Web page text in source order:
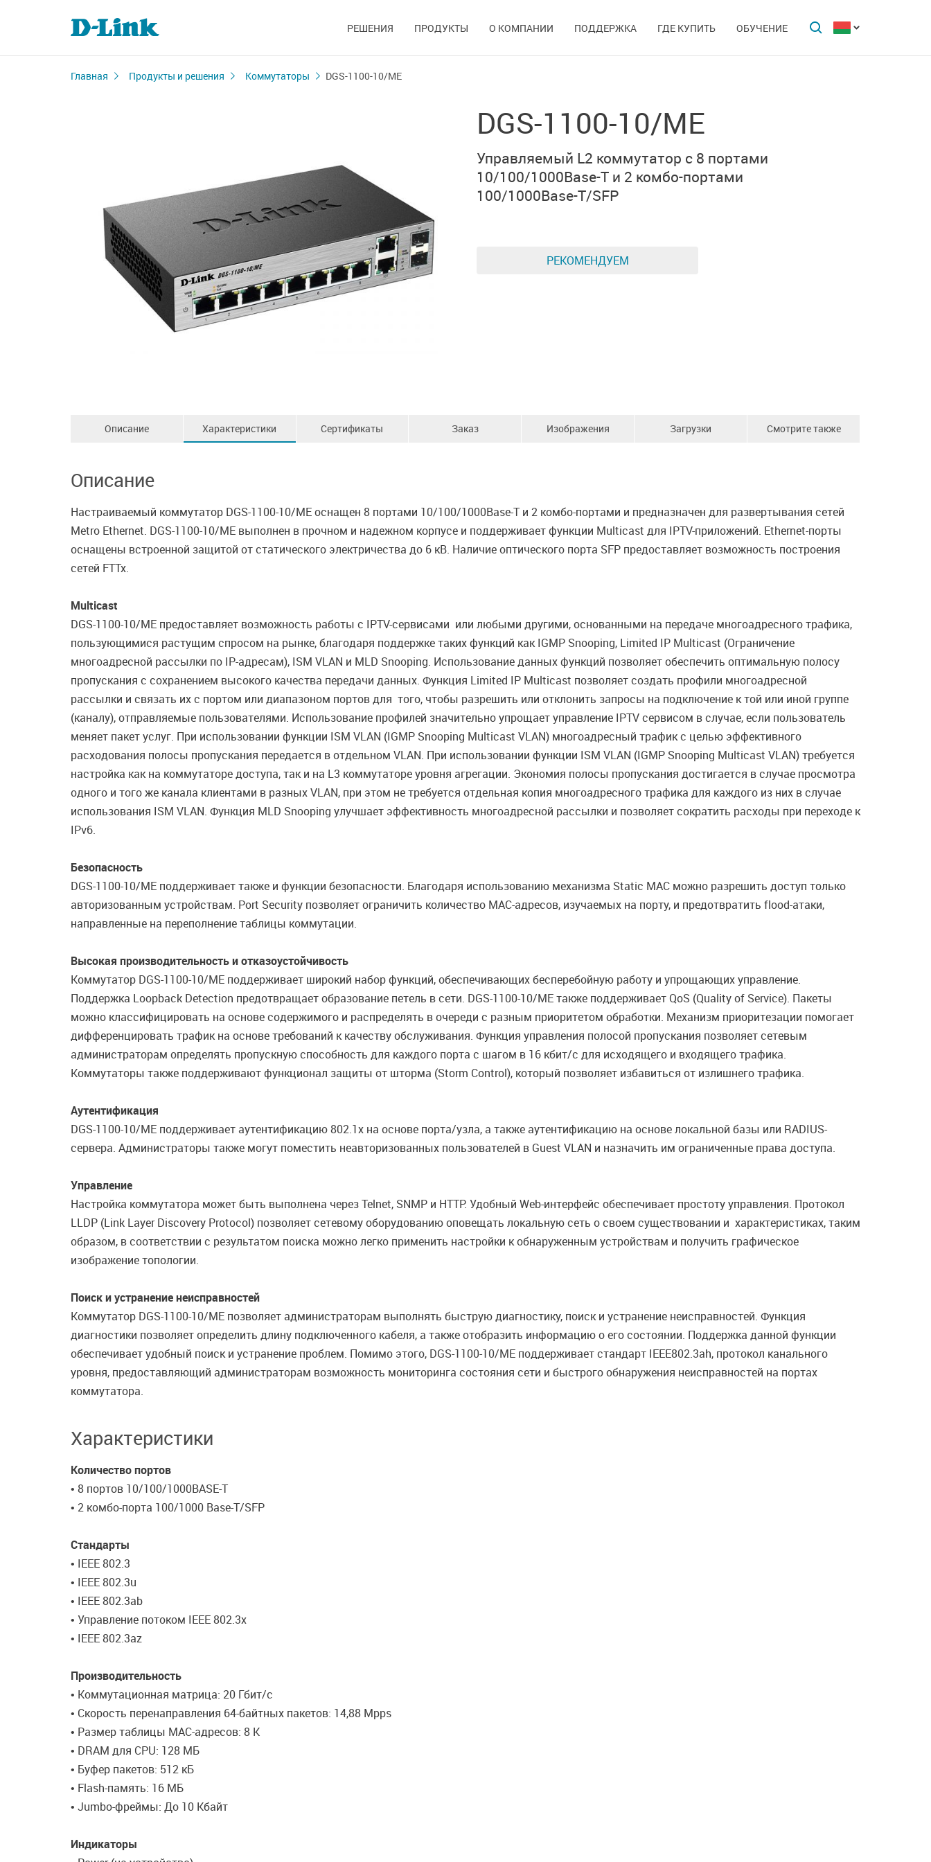
РЕШЕНИЯ ПРОДУКТЫ О КОМПАНИИ ПОДДЕРЖКА ГДЕ КУПИТЬ ОБУЧЕНИЕ
Главная Продукты и решения Коммутаторы DGS-1100-10/ME
DGS-1100-10/ME
Управляемый L2 коммутатор с 8 портами
10/100/1000Base-T и 2 комбо-портами
100/1000Base-T/SFP
РЕКОМЕНДУЕМ
Описание Характеристики Сертификаты Заказ Изображения Загрузки Смотрите также
Описание
Настраиваемый коммутатор DGS-1100-10/ME оснащен 8 портами 10/100/1000Base-T и 2 комбо-портами и предназначен для развертывания сетей
Metro Ethernet. DGS-1100-10/ME выполнен в прочном и надежном корпусе и поддерживает функции Multicast для IPTV-приложений. Ethernet-порты
оснащены встроенной защитой от статического электричества до 6 кВ. Наличие оптического порта SFP предоставляет возможность построения
сетей FTTx.
Multicast
DGS-1100-10/ME предоставляет возможность работы с IPTV-сервисами или любыми другими, основанными на передаче многоадресного трафика,
пользующимися растущим спросом на рынке, благодаря поддержке таких функций как IGMP Snooping, Limited IP Multicast (Ограничение
многоадресной рассылки по IP-адресам), ISM VLAN и MLD Snooping. Использование данных функций позволяет обеспечить оптимальную полосу
пропускания с сохранением высокого качества передачи данных. Функция Limited IP Multicast позволяет создать профили многоадресной
рассылки и связать их с портом или диапазоном портов для того, чтобы разрешить или отклонить запросы на подключение к той или иной группе
(каналу), отправляемые пользователями. Использование профилей значительно упрощает управление IPTV сервисом в случае, если пользователь
меняет пакет услуг. При использовании функции ISM VLAN (IGMP Snooping Multicast VLAN) многоадресный трафик с целью эффективного
расходования полосы пропускания передается в отдельном VLAN. При использовании функции ISM VLAN (IGMP Snooping Multicast VLAN) требуется
настройка как на коммутаторе доступа, так и на L3 коммутаторе уровня агрегации. Экономия полосы пропускания достигается в случае просмотра
одного и того же канала клиентами в разных VLAN, при этом не требуется отдельная копия многоадресного трафика для каждого из них в случае
использования ISM VLAN. Функция MLD Snooping улучшает эффективность многоадресной рассылки и позволяет сократить расходы при переходе к
IPv6.
Безопасность
DGS-1100-10/ME поддерживает также и функции безопасности. Благодаря использованию механизма Static MAC можно разрешить доступ только
авторизованным устройствам. Port Security позволяет ограничить количество MAC-адресов, изучаемых на порту, и предотвратить flood-атаки,
направленные на переполнение таблицы коммутации.
Высокая производительность и отказоустойчивость
Коммутатор DGS-1100-10/ME поддерживает широкий набор функций, обеспечивающих бесперебойную работу и упрощающих управление.
Поддержка Loopback Detection предотвращает образование петель в сети. DGS-1100-10/ME также поддерживает QoS (Quality of Service). Пакеты
можно классифицировать на основе содержимого и распределять в очереди с разным приоритетом обработки. Механизм приоритезации помогает
дифференцировать трафик на основе требований к качеству обслуживания. Функция управления полосой пропускания позволяет сетевым
администраторам определять пропускную способность для каждого порта с шагом в 16 кбит/с для исходящего и входящего трафика.
Коммутаторы также поддерживают функционал защиты от шторма (Storm Control), который позволяет избавиться от излишнего трафика.
Аутентификация
DGS-1100-10/ME поддерживает аутентификацию 802.1x на основе порта/узла, а также аутентификацию на основе локальной базы или RADIUS-
сервера. Администраторы также могут поместить неавторизованных пользователей в Guest VLAN и назначить им ограниченные права доступа.
Управление
Настройка коммутатора может быть выполнена через Telnet, SNMP и HTTP. Удобный Web-интерфейс обеспечивает простоту управления. Протокол
LLDP (Link Layer Discovery Protocol) позволяет сетевому оборудованию оповещать локальную сеть о своем существовании и характеристиках, таким
образом, в соответствии с результатом поиска можно легко применить настройки к обнаруженным устройствам и получить графическое
изображение топологии.
Поиск и устранение неисправностей
Коммутатор DGS-1100-10/ME позволяет администраторам выполнять быструю диагностику, поиск и устранение неисправностей. Функция
диагностики позволяет определить длину подключенного кабеля, а также отобразить информацию о его состоянии. Поддержка данной функции
обеспечивает удобный поиск и устранение проблем. Помимо этого, DGS-1100-10/ME поддерживает стандарт IEEE802.3ah, протокол канального
уровня, предоставляющий администраторам возможность мониторинга состояния сети и быстрого обнаружения неисправностей на портах
коммутатора.
Характеристики
Количество портов
• 8 портов 10/100/1000BASE-T
• 2 комбо-порта 100/1000 Base-T/SFP
Стандарты
• IEEE 802.3
• IEEE 802.3u
• IEEE 802.3ab
• Управление потоком IEEE 802.3x
• IEEE 802.3az
Производительность
• Коммутационная матрица: 20 Гбит/с
• Скорость перенаправления 64-байтных пакетов: 14,88 Mpps
• Размер таблицы МАС-адресов: 8 K
• DRAM для CPU: 128 МБ
• Буфер пакетов: 512 кБ
• Flash-память: 16 МБ
• Jumbo-фреймы: До 10 Кбайт
Индикаторы